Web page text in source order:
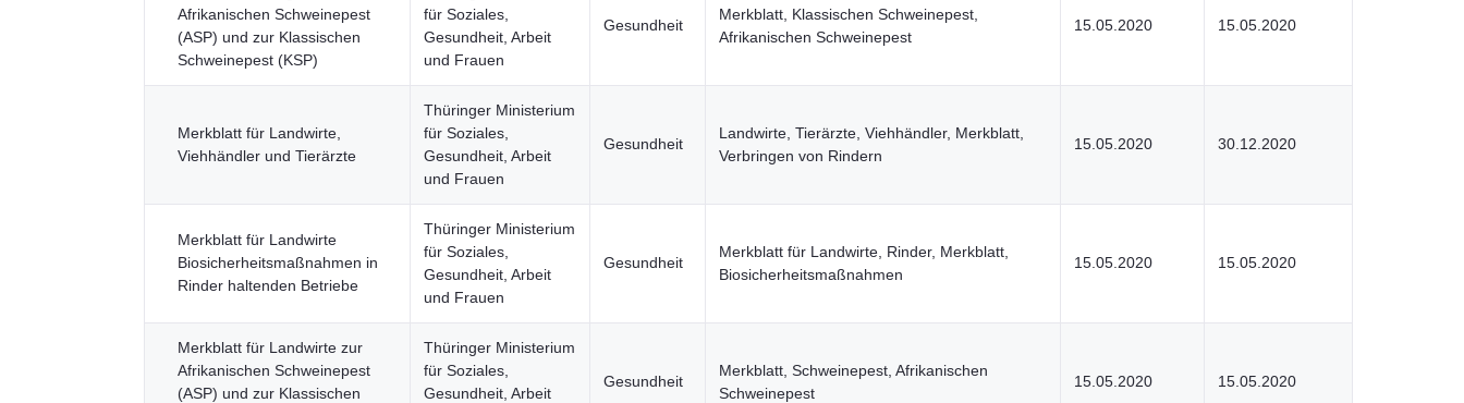
Afrikanischen Schweinepest
(ASP) und zur Klassischen
Schweinepest (KSP)
für Soziales,
Gesundheit, Arbeit
und Frauen
Gesundheit
Merkblatt, Klassischen Schweinepest,
Afrikanischen Schweinepest
15.05.2020 15.05.2020
Merkblatt für Landwirte,
Viehhändler und Tierärzte
Thüringer Ministerium
für Soziales,
Gesundheit, Arbeit
und Frauen
Gesundheit
Landwirte, Tierärzte, Viehhändler, Merkblatt,
Verbringen von Rindern
15.05.2020 30.12.2020
Merkblatt für Landwirte
Biosicherheitsmaßnahmen in
Rinder haltenden Betriebe
Thüringer Ministerium
für Soziales,
Gesundheit, Arbeit
und Frauen
Gesundheit
Merkblatt für Landwirte, Rinder, Merkblatt,
Biosicherheitsmaßnahmen
15.05.2020 15.05.2020
Merkblatt für Landwirte zur
Afrikanischen Schweinepest
(ASP) und zur Klassischen
Thüringer Ministerium
für Soziales,
Gesundheit, Arbeit
Gesundheit
Merkblatt, Schweinepest, Afrikanischen
Schweinepest
15.05.2020 15.05.2020